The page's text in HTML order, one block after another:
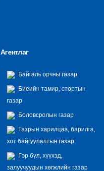
Агентлаг
Байгаль орчны газар
Биеийн тамир, спортын
газар
Боловсролын газар
Газрын харилцаа, барилга,
хот байгуулалтын газар
Гэр бүл, хүүхэд,
залуучуудын хөгжлийн газар